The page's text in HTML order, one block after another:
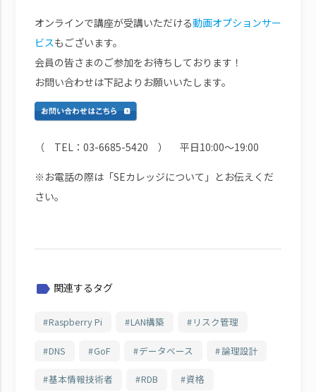
オンラインで講座が受講いただける動画オプションサー
ビスもございます。
会員の皆さまのご参加をお待ちしております！
お問い合わせは下記よりお願いいたします。
（ TEL：03-6685-5420 ） 平日10:00～19:00
※お電話の際は「SEカレッジについて」とお伝えくだ
さい。
label 関連するタグ
Raspberry Pi LAN構築 リスク管理
DNS GoF データベース 論理設計
基本情報技術者 RDB 資格